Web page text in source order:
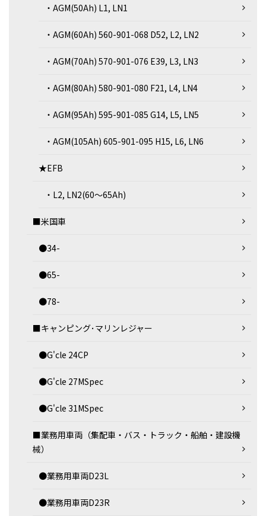
・AGM(50Ah) L1, LN1
・AGM(60Ah) 560-901-068 D52, L2, LN2
・AGM(70Ah) 570-901-076 E39, L3, LN3
・AGM(80Ah) 580-901-080 F21, L4, LN4
・AGM(95Ah) 595-901-085 G14, L5, LN5
・AGM(105Ah) 605-901-095 H15, L6, LN6
★EFB
・L2, LN2(60～65Ah)
■米国車
●34-
●65-
●78-
■キャンピング･マリンレジャー
●G'cle 24CP
●G'cle 27MSpec
●G'cle 31MSpec
■業務用車両（集配車・バス・トラック・船舶・建設機
械）
●業務用車両D23L
●業務用車両D23R